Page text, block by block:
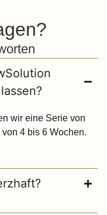
wir eine Serie von
4 bis 6 Wochen.